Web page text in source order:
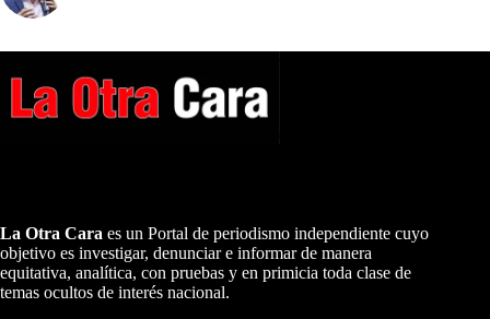
La Otra Cara es un Portal de periodismo independiente cuyo
objetivo es investigar, denunciar e informar de manera
equitativa, analítica, con pruebas y en primicia toda clase de
temas ocultos de interés nacional.